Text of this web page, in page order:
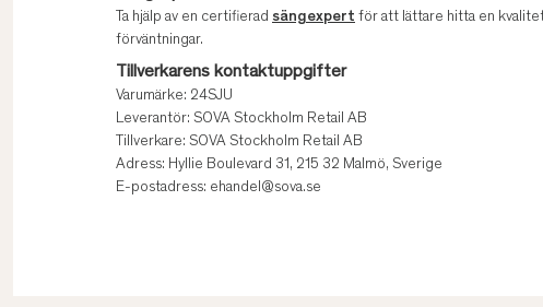
Ta hjälp av en certifierad sängexpert för att lättare hitta en
förväntningar.
Tillverkarens kontaktuppgifter
Varumärke: 24SJU
Leverantör: SOVA Stockholm Retail AB
Tillverkare: SOVA Stockholm Retail AB
Adress: Hyllie Boulevard 31, 215 32 Malmö, Sverige
E-postadress: ehandel@sova.se